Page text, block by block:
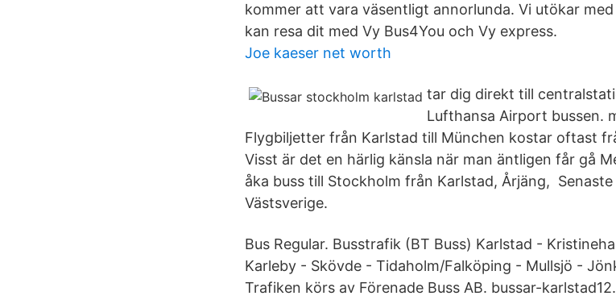
kommer att vara väsentligt annorlunda. Vi utökar
kan resa dit med Vy Bus4You och Vy express.
Joe kaeser net worth
tar dig direkt till
Lufthansa Airport bussen.
Flygbiljetter från Karlstad till München kostar oftast
Visst är det en härlig känsla när man äntligen får gå
åka buss till Stockholm från Karlstad, Årjäng,
Västsverige.
Bus Regular. Busstrafik (BT Buss) Karlstad -
Karleby - Skövde - Tidaholm/Falköping - Mullsjö -
Trafiken körs av Förenade Buss AB. bussar-karlstad12.